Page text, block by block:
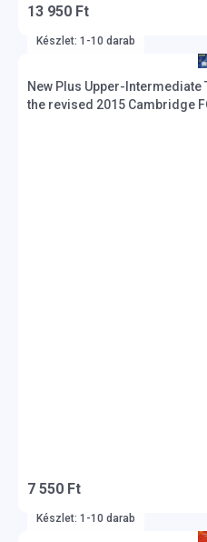
13 950 Ft
Készlet: 1-10 darab
New Plus Upper-Intermediate
the revised 2015
7 550 Ft
Készlet: 1-10 darab